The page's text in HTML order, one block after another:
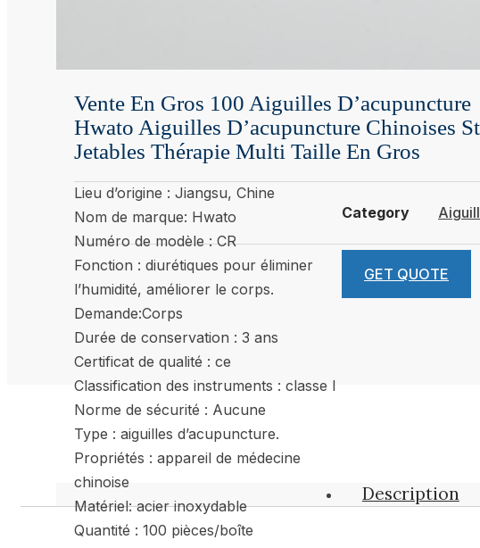
Vente En Gros 100 Aiguilles D’acupuncture
Hwato Aiguilles D’acupuncture Chinoises
Jetables Thérapie Multi Taille En Gros
Lieu d’origine : Jiangsu, Chine
Nom de marque: Hwato
Numéro de modèle : CR
Fonction : diurétiques pour éliminer
l’humidité, améliorer le corps.
Demande:Corps
Durée de conservation : 3 ans
Certificat de qualité : ce
Classification des instruments : classe I
Norme de sécurité : Aucune
Type : aiguilles d’acupuncture.
Propriétés : appareil de médecine
chinoise
Matériel: acier inoxydable
Quantité : 100 pièces/boîte
Category
GET QUOTE
Description